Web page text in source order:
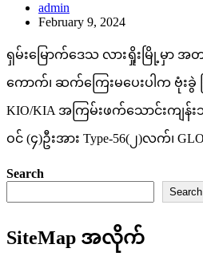
admin
February 9, 2024
ရှမ်းမြောက်ဒေသ လားရှိုးမြို့မှာ အ
ကောက်၊ ဆက်ကြေးမပေးပါက ဗုံးခွဲ
KIO/KIA အကြမ်းဖက်သောင်းကျန်
ဝင် (၄)ဦးအား Type-56(၂)လက်၊
Search
Search
SiteMap အလိုက်